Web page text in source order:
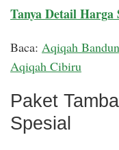
Tanya Detail Harga
Baca: Aqiqah
Aqiqah Cibiru
Paket
Spesial